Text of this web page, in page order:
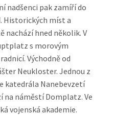
nadšenci pak zamíří do
Historických míst a
nachází hned několik. V
s morovým
Východně od
Neukloster. Jednou z
katedrála Nanebevzetí
na náměstí Domplatz. Ve
vojenská akademie.